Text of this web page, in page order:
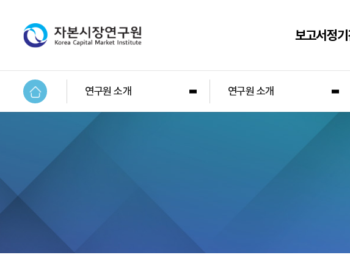
보고서정
연구원 소개 연구원 소개